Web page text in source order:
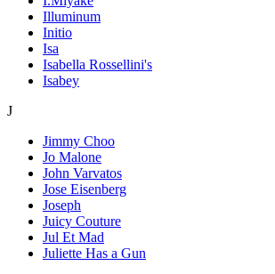
Illuminum
Initio
Isa
Isabella Rossellini's
Isabey
J
Jimmy Choo
Jo Malone
John Varvatos
Jose Eisenberg
Joseph
Juicy Couture
Jul Et Mad
Juliette Has a Gun